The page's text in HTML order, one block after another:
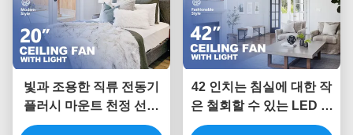
빛과 조용한 직류 전동기
플러시 마운트 천정 선풍
기, 침실을 위한 저자세 선
42 인치는 침실에 대한 작
은 철회할 수 있는 LED 라
이트 천정 선풍기 와이파